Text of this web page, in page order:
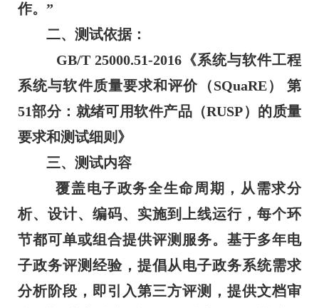
作。”
二、测试依据：
GB/T 25000.51-2016《系统与软件工程
系统与软件质量要求和评价（SQuaRE） 第
51部分：就绪可用软件产品（RUSP）的质量
要求和测试细则》
三、测试内容
覆盖电子政务全生命周期，从需求分
析、设计、编码、实施到上线运行，每个环
节都可单或组合提供评测服务。基于多年电
子政务评测经验，提倡从电子政务系统需求
分析阶段，即引入第三方评测，提供文档审